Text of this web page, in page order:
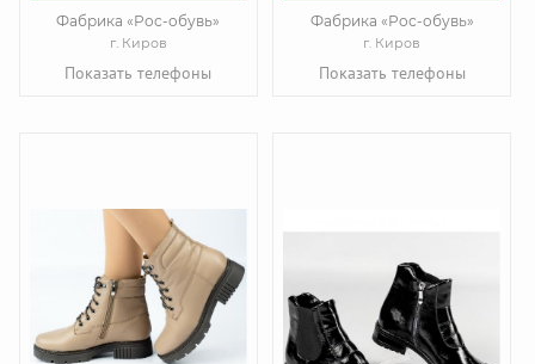
Фабрика «Рос-обувь»
г. Киров
Показать телефоны
Фабрика «Рос-обувь»
г. Киров
Показать телефоны